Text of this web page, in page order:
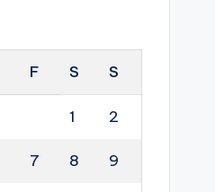
F S S
1 2
7 8 9